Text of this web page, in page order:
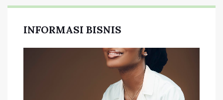
INFORMASI BISNIS